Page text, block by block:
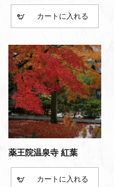
カート
薬王院温泉寺 紅葉
カート